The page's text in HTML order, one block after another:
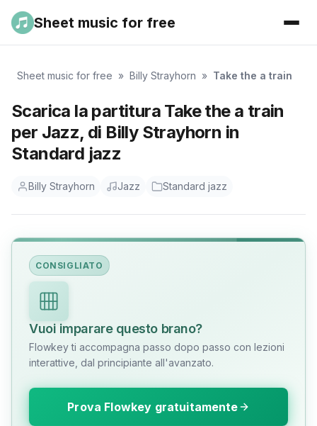
Sheet music for free
Sheet music for free » Billy Strayhorn » Take the a train
Scarica la partitura Take the a train
per Jazz, di Billy Strayhorn in
Standard jazz
Billy Strayhorn Jazz Standard jazz
CONSIGLIATO
Vuoi imparare questo brano?
Flowkey ti accompagna passo dopo passo con lezioni
interattive, dal principiante all'avanzato.
Prova Flowkey gratuitamente